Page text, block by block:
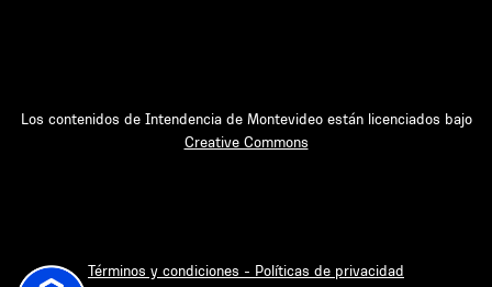
Los contenidos de Intendencia de Montevideo están licenciados bajo
Creative Commons
Términos y condiciones - Políticas de privacidad